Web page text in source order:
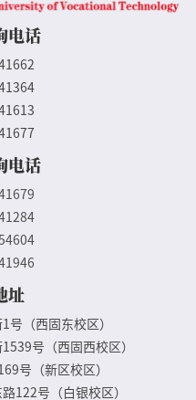
电话
电话
址
号（西固东校区）
号（西固西校区）
号（新区校区）
122号（白银校区）